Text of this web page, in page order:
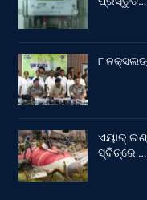
୮
ଏୟାର୍
ସ୍ବିଚ୍‌ରେ …